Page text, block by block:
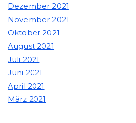
Dezember 2021
November 2021
Oktober 2021
August 2021
Juli 2021
Juni 2021
April 2021
März 2021